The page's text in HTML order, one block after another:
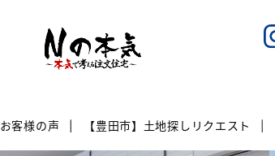
お客様の声 【豊田市】土地探しリクエスト